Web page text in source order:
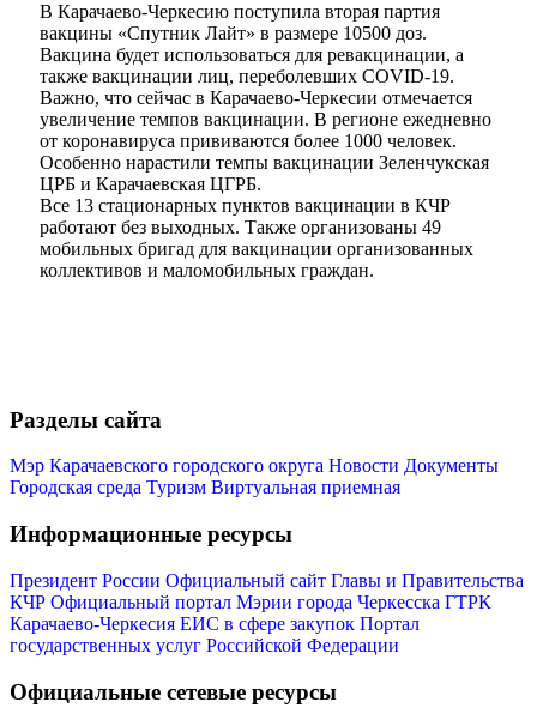
В Карачаево-Черкесию поступила вторая партия
вакцины «Спутник Лайт» в размере 10500 доз.
Вакцина будет использоваться для ревакцинации, а
также вакцинации лиц, переболевших COVID-19.
Важно, что сейчас в Карачаево-Черкесии отмечается
увеличение темпов вакцинации. В регионе ежедневно
от коронавируса прививаются более 1000 человек.
Особенно нарастили темпы вакцинации Зеленчукская
ЦРБ и Карачаевская ЦГРБ.
Все 13 стационарных пунктов вакцинации в КЧР
работают без выходных. Также организованы 49
мобильных бригад для вакцинации организованных
коллективов и маломобильных граждан.
Разделы сайта
Мэр Карачаевского городского округа Новости Документы
Городская среда Туризм Виртуальная приемная
Информационные ресурсы
Президент России Официальный сайт Главы и Правительства
КЧР Официальный портал Мэрии города Черкесска ГТРК
Карачаево-Черкесия ЕИС в сфере закупок Портал
государственных услуг Российской Федерации
Официальные сетевые ресурсы